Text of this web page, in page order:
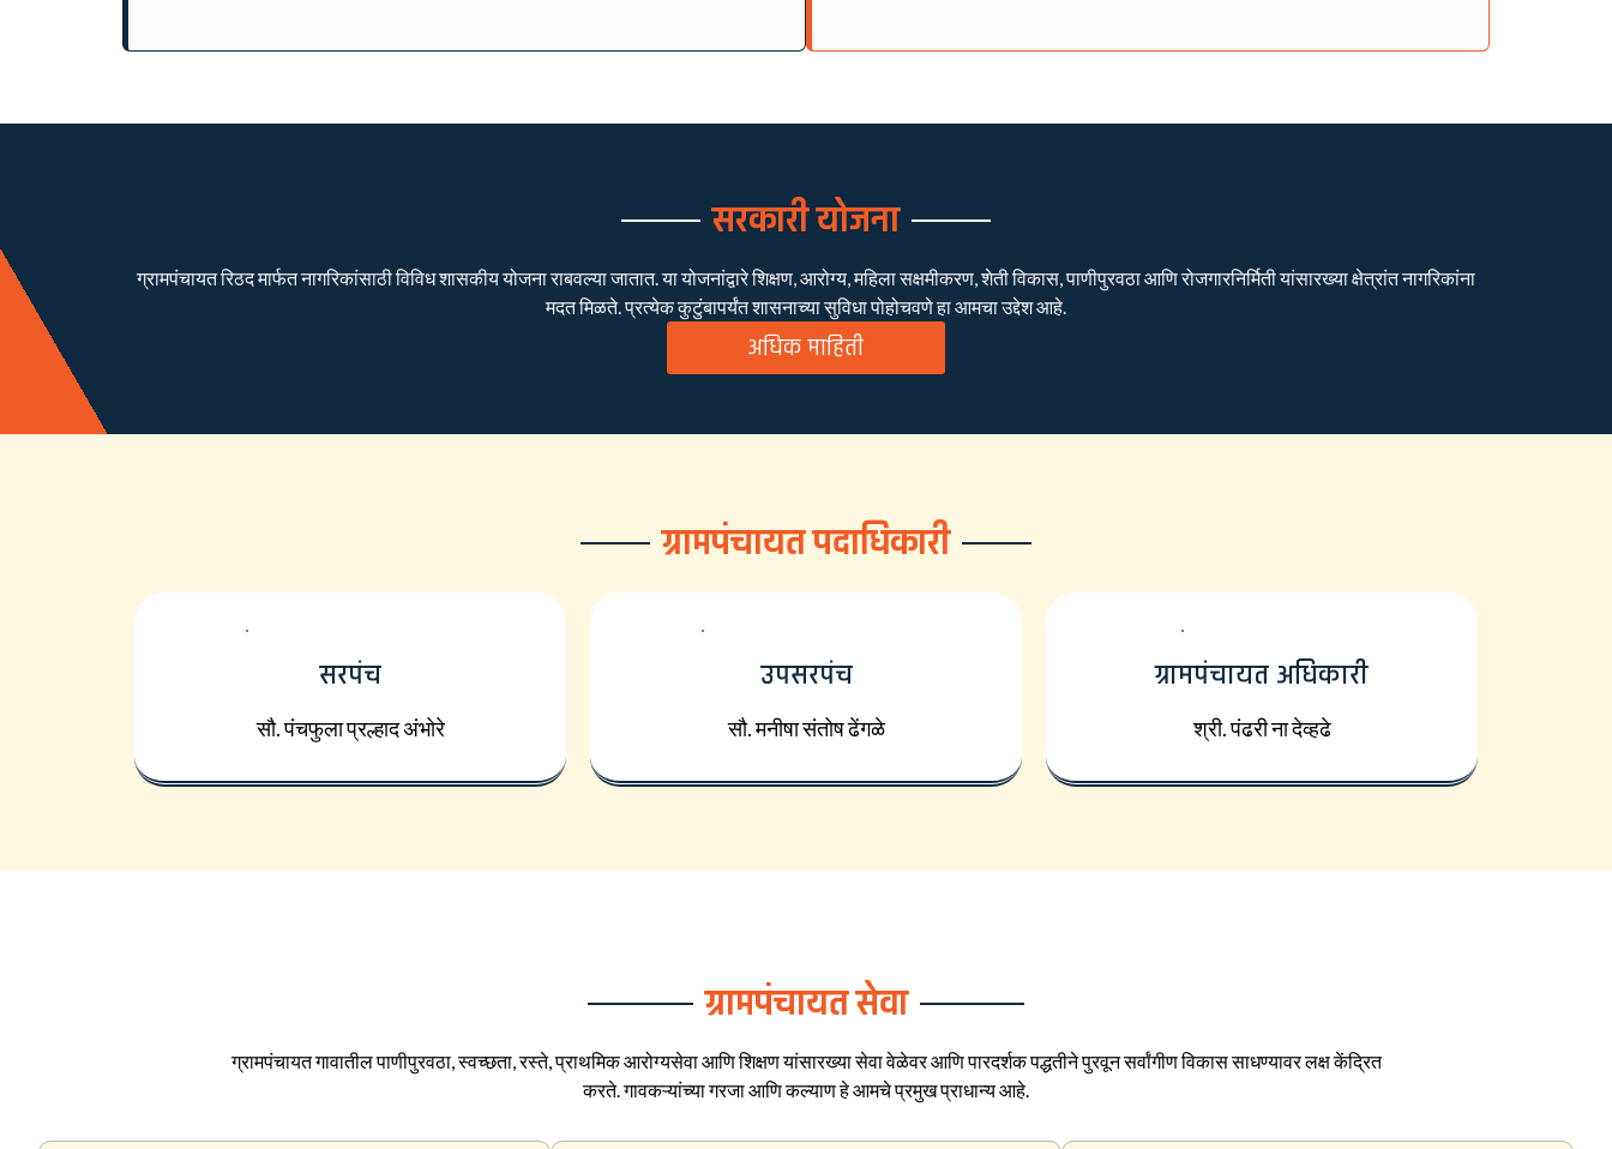
सरकारी योजना
ग्रामपंचायत रिठद मार्फत नागरिकांसाठी विविध शासकीय योजना राबवल्या जातात. या योजनांद्वारे शिक्षण, आरोग्य, महिला सक्षमीकरण, शेती विकास, पाणीपुरवठा आणि रोजगारनिर्मिती यांसारख्या क्षेत्रांत नागरिकांना
मदत मिळते. प्रत्येक कुटुंबापर्यंत शासनाच्या सुविधा पोहोचवणे हा आमचा उद्देश आहे.
अधिक माहिती
ग्रामपंचायत पदाधिकारी
सरपंच
सौ. पंचफुला प्रल्हाद अंभोरे
उपसरपंच
सौ. मनीषा संतोष ढेंगळे
ग्रामपंचायत अधिकारी
श्री. पंढरी ना देव्हढे
ग्रामपंचायत सेवा
ग्रामपंचायत गावातील पाणीपुरवठा, स्वच्छता, रस्ते, प्राथमिक आरोग्यसेवा आणि शिक्षण यांसारख्या सेवा वेळेवर आणि पारदर्शक पद्धतीने पुरवून सर्वांगीण विकास साधण्यावर लक्ष केंद्रित
करते. गावकऱ्यांच्या गरजा आणि कल्याण हे आमचे प्रमुख प्राधान्य आहे.